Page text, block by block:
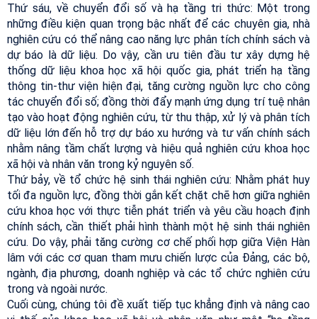
Thứ sáu, về chuyển đổi số và hạ tầng tri thức: Một trong
những điều kiện quan trọng bậc nhất để các chuyên gia, nhà
nghiên cứu có thể nâng cao năng lực phân tích chính sách và
dự báo là dữ liệu. Do vậy, cần ưu tiên đầu tư xây dựng hệ
thống dữ liệu khoa học xã hội quốc gia, phát triển hạ tầng
thông tin-thư viện hiện đại, tăng cường nguồn lực cho công
tác chuyển đổi số; đồng thời đẩy mạnh ứng dụng trí tuệ nhân
tạo vào hoạt động nghiên cứu, từ thu thập, xử lý và phân tích
dữ liệu lớn đến hỗ trợ dự báo xu hướng và tư vấn chính sách
nhằm nâng tầm chất lượng và hiệu quả nghiên cứu khoa học
xã hội và nhân văn trong kỷ nguyên số.
Thứ bảy, về tổ chức hệ sinh thái nghiên cứu: Nhằm phát huy
tối đa nguồn lực, đồng thời gắn kết chặt chẽ hơn giữa nghiên
cứu khoa học với thực tiễn phát triển và yêu cầu hoạch định
chính sách, cần thiết phải hình thành một hệ sinh thái nghiên
cứu. Do vậy, phải tăng cường cơ chế phối hợp giữa Viện Hàn
lâm với các cơ quan tham mưu chiến lược của Đảng, các bộ,
ngành, địa phương, doanh nghiệp và các tổ chức nghiên cứu
trong và ngoài nước.
Cuối cùng, chúng tôi đề xuất tiếp tục khẳng định và nâng cao